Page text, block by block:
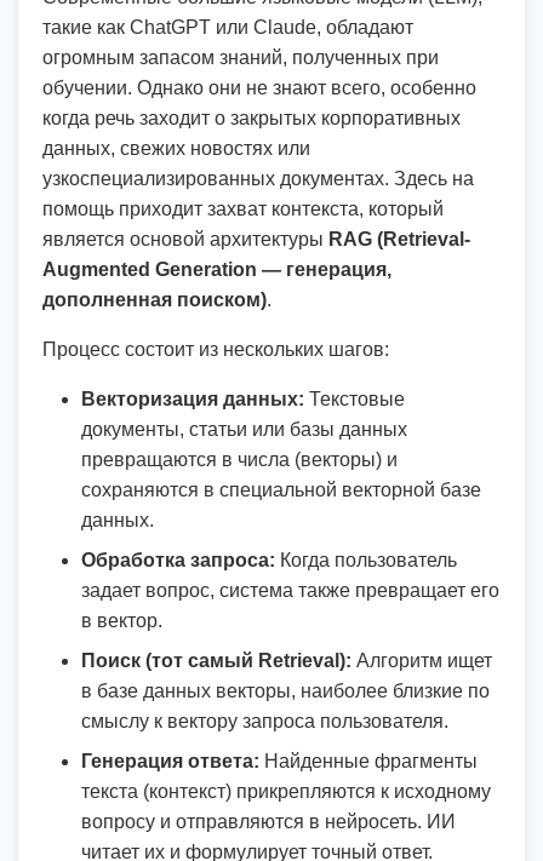
такие как ChatGPT или Claude, обладают
огромным запасом знаний, полученных при
обучении. Однако они не знают всего, особенно
когда речь заходит о закрытых корпоративных
данных, свежих новостях или
узкоспециализированных документах. Здесь на
помощь приходит захват контекста, который
является основой архитектуры RAG (Retrieval-
Augmented Generation — генерация,
дополненная поиском).
Процесс состоит из нескольких шагов:
Векторизация данных: Текстовые
документы, статьи или базы данных
превращаются в числа (векторы) и
сохраняются в специальной векторной базе
данных.
Обработка запроса: Когда пользователь
задает вопрос, система также превращает его
в вектор.
Поиск (тот самый Retrieval): Алгоритм ищет
в базе данных векторы, наиболее близкие по
смыслу к вектору запроса пользователя.
Генерация ответа: Найденные фрагменты
текста (контекст) прикрепляются к исходному
вопросу и отправляются в нейросеть. ИИ
читает их и формулирует точный ответ.